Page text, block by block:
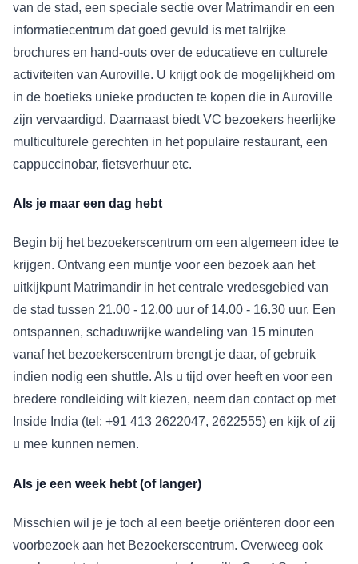
van de stad, een speciale sectie over Matrimandir en een
informatiecentrum dat goed gevuld is met talrijke
brochures en hand-outs over de educatieve en culturele
activiteiten van Auroville. U krijgt ook de mogelijkheid om
in de boetieks unieke producten te kopen die in Auroville
zijn vervaardigd. Daarnaast biedt VC bezoekers heerlijke
multiculturele gerechten in het populaire restaurant, een
cappuccinobar, fietsverhuur etc.
Als je maar een dag hebt
Begin bij het bezoekerscentrum om een algemeen idee te
krijgen. Ontvang een muntje voor een bezoek aan het
uitkijkpunt Matrimandir in het centrale vredesgebied van
de stad tussen 21.00 - 12.00 uur of 14.00 - 16.30 uur. Een
ontspannen, schaduwrijke wandeling van 15 minuten
vanaf het bezoekerscentrum brengt je daar, of gebruik
indien nodig een shuttle. Als u tijd over heeft en voor een
bredere rondleiding wilt kiezen, neem dan contact op met
Inside India (tel: +91 413 2622047, 2622555) en kijk of zij
u mee kunnen nemen.
Als je een week hebt (of langer)
Misschien wil je je toch al een beetje oriënteren door een
voorbezoek aan het Bezoekerscentrum. Overweeg ook